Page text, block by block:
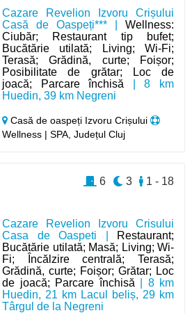
Cazare Revelion Izvoru Crișului
Casă de Oaspeți*** | Wellness:
Ciubăr; Restaurant tip bufet;
Bucătărie utilată; Living; Wi-Fi;
Terasă; Grădină, curte; Foișor;
Posibilitate de grătar; Loc de
joacă; Parcare închisă | 8 km
Huedin, 39 km Negreni
Casă de oaspeți Izvoru Crișului
Wellness | SPA, Județul Cluj
Cazare Revelion Izvoru Crisului
Casa de Oaspeti |
Restaurant;
Bucătărie utilată; Masă; Living; Wi-
Fi; Încălzire centrală; Terasă;
Grădină, curte; Foișor; Grătar; Loc
de joacă; Parcare închisă | 8 km
Huedin, 21 km Lacul beliș, 29 km
Târgul de la Negreni
1 - 18
3
6